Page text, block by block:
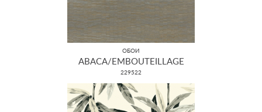
ОБОИ
ABACA/EMBOUTEILLAGE
229522